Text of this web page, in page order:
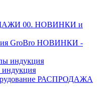
00. НОВИНКИ и
НОВИНКИ -
РАСПРОДАЖА